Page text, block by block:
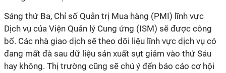
Sáng thứ Ba, Chỉ số Quản trị Mua hàng (PMI) lĩnh vực
Dịch vụ của Viện Quản lý Cung ứng (ISM) sẽ được công
bố. Các nhà giao dịch sẽ theo dõi liệu lĩnh vực dịch vụ có
đang mất đà sau dữ liệu sản xuất sụt giảm vào thứ Sáu
hay không. Thị trường cũng sẽ chú ý đến báo cáo cơ hội